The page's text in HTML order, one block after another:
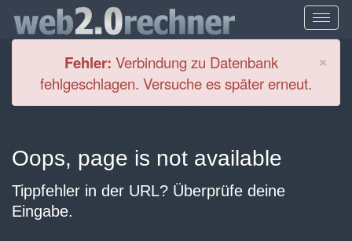
×
Fehler: Verbindung zu Datenbank
fehlgeschlagen. Versuche es später erneut.
Oops, page is not available
Tippfehler in der URL? Überprüfe deine
Eingabe.